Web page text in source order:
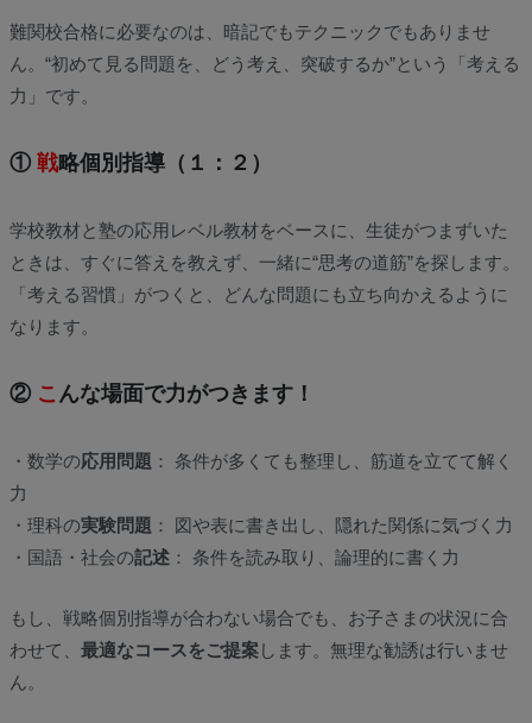
難関校合格に必要なのは、暗記でもテクニックでもありませ
ん。“初めて見る問題を、どう考え、突破するか”という「考える
力」です。
① 戦略個別指導（１：２）
学校教材と塾の応用レベル教材をベースに、生徒がつまずいた
ときは、すぐに答えを教えず、一緒に“思考の道筋”を探します。
「考える習慣」がつくと、どんな問題にも立ち向かえるように
なります。
② こんな場面で力がつきます！
・数学の応用問題 ： 条件が多くても整理し、筋道を立てて解く
力
・理科の実験問題 ： 図や表に書き出し、隠れた関係に気づく力
・国語・社会の記述： 条件を読み取り、論理的に書く力
もし、戦略個別指導が合わない場合でも、お子さまの状況に合
わせて、 最適なコースをご提案します。無理な勧誘は行いませ
ん。